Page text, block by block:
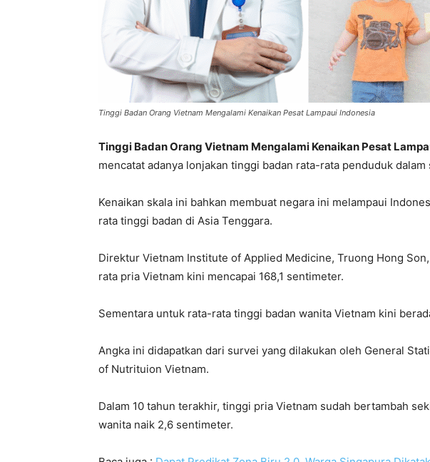
Tinggi Badan Orang Vietnam Mengalami Kenaikan Pesat Lampaui Indonesia
Tinggi Badan Orang Vietnam Mengalami Kenaikan Pesat
mencatat adanya lonjakan tinggi badan rata-rata penduduk
Kenaikan skala ini bahkan membuat negara ini melampaui
rata tinggi badan di Asia Tenggara.
Direktur Vietnam Institute of Applied Medicine, Truong Hong
rata pria Vietnam kini mencapai 168,1 sentimeter.
Sementara untuk rata-rata tinggi badan wanita Vietnam kini
Angka ini didapatkan dari survei yang dilakukan oleh General
of Nutrituion Vietnam.
Dalam 10 tahun terakhir, tinggi pria Vietnam sudah bertambah
wanita naik 2,6 sentimeter.